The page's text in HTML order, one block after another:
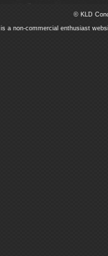
© KLD
a non-commercial enthusiast